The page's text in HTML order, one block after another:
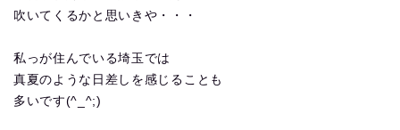
吹いてくるかと思いきや・・・
私っが住んでいる埼玉では
真夏のような日差しを感じることも
多いです(^_^;)